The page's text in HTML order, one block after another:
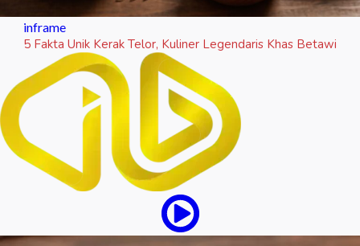
inframe
5 Fakta Unik Kerak Telor, Kuliner Legendaris Khas Betawi